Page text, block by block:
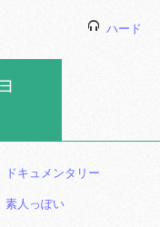
ハード
ドキュメンタリー
素人っぽい